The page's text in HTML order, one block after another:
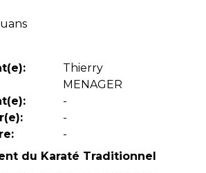
Thierry
MENAGER
-
-
-
du Karaté Traditionnel